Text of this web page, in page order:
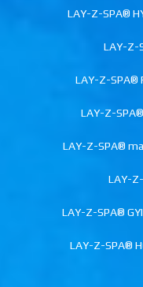
LAY-Z-SPA®
LAY-Z-
LAY-Z-SPA®
LAY-Z-SPA®
LAY-Z-SPA®
LAY-
LAY-Z-SPA®
LAY-Z-SPA®